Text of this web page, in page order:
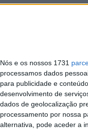
Nós e os nossos 1731
processamos dados
para publicidade e
desenvolvimento de
dados de geolocalização
processamento por nossa
alternativa, pode aceder a
8H Suzuka